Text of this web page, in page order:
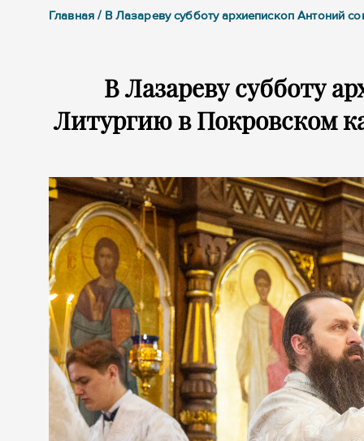
Главная / В Лазареву субботу архиепископ
В Лазареву субботу
Литургию в Покровском